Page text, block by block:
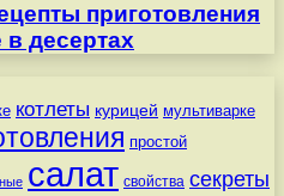
приготовления
десертах
котлеты курицей мультиварке
простой
салат свойства секреты